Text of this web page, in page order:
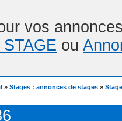
vos
ou
» Stages : annonces de stages »